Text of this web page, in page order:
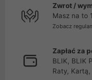
Zwrot /
Masz na to
Zobacz
Zapłać za
BLIK, BLIK
Raty,